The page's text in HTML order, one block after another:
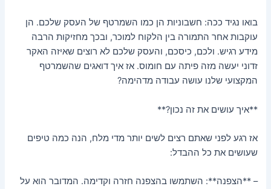
בואו נגיד ככה: חשבוניות הן כמו השמרטף של העסק שלכם. הן
עוקבות אחר התמורה בין הלקוח למוכר, ובכך מחזיקות הרבה
מידע רגיש. ולכם, כיסכם, והעסק שלכם לא רוצים שאיזה האקר
זדוני יעשה מזה פיתה עם חומוס. אז איך דואגים שהשמרטף
המקצועי שלנו עושה עבודה מדהימה?
**איך עושים את זה נכון?**
אז רגע לפני שאתם רצים לשים יותר מדי מלח, הנה כמה טיפים
שעושים את כל ההבדל:
– **הצפנה**: השתמשו בהצפנה חזרה וקדימה. המדובר הוא על